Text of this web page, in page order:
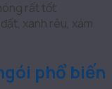
rất tốt
xanh rêu, xám
phổ biến